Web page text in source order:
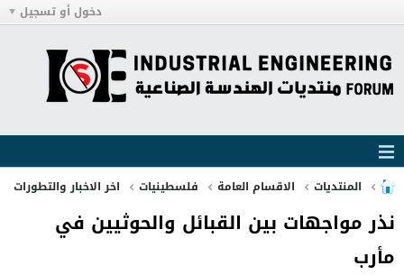
دخول أو تسجيل
المنتديات الاقسام العامة فلسطينيات اخر الاخبار والتطورات
نذر مواجهات بين القبائل والحوثيين في
مأرب